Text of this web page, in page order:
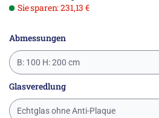
Sie sparen: 231,13 €
Abmessungen
B: 100 H: 200 cm
Glasveredlung
Echtglas ohne Anti-Plaque